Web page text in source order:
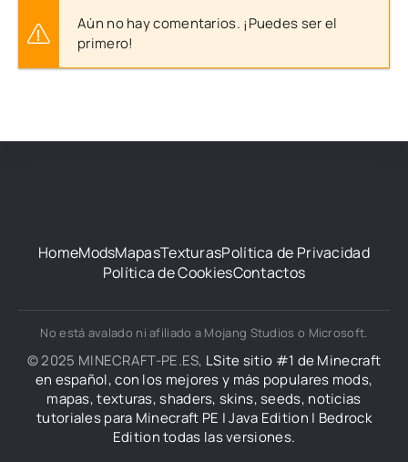
Aún no hay comentarios. ¡Puedes ser el
primero!
HomeModsMapasTexturasPolítica de Privacidad
Política de CookiesContactos
No está avalado ni afiliado a Mojang Studios o Microsoft.
© 2025 MINECRAFT-PE.ES, LSite sitio #1 de Minecraft
en español, con los mejores y más populares mods,
mapas, texturas, shaders, skins, seeds, noticias
tutoriales para Minecraft PE | Java Edition | Bedrock
Edition todas las versiones.